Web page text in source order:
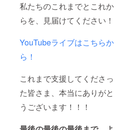
私たちのこれまでとこれか
らを、見届けてください！
YouTubeライブはこちらか
ら！
これまで支援してくださっ
た皆さま、本当にありがと
うございます！！！